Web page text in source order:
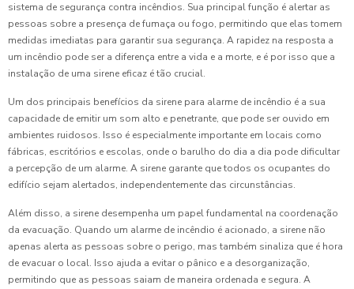
sistema de segurança contra incêndios. Sua principal função é alertar as
pessoas sobre a presença de fumaça ou fogo, permitindo que elas tomem
medidas imediatas para garantir sua segurança. A rapidez na resposta a
um incêndio pode ser a diferença entre a vida e a morte, e é por isso que a
instalação de uma sirene eficaz é tão crucial.
Um dos principais benefícios da sirene para alarme de incêndio é a sua
capacidade de emitir um som alto e penetrante, que pode ser ouvido em
ambientes ruidosos. Isso é especialmente importante em locais como
fábricas, escritórios e escolas, onde o barulho do dia a dia pode dificultar
a percepção de um alarme. A sirene garante que todos os ocupantes do
edifício sejam alertados, independentemente das circunstâncias.
Além disso, a sirene desempenha um papel fundamental na coordenação
da evacuação. Quando um alarme de incêndio é acionado, a sirene não
apenas alerta as pessoas sobre o perigo, mas também sinaliza que é hora
de evacuar o local. Isso ajuda a evitar o pânico e a desorganização,
permitindo que as pessoas saiam de maneira ordenada e segura. A